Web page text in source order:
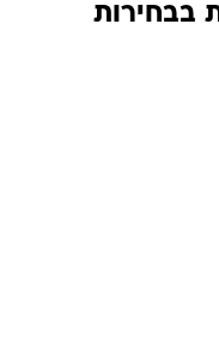
בבחירות